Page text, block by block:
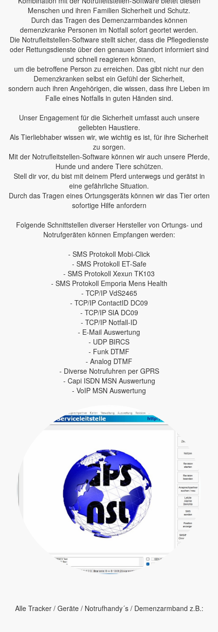
Menschen und ihren Familien Sicherheit und Schutz.
Durch das Tragen des Demenzarmbandes können
demenzkranke Personen im Notfall sofort geortet werden.
Die Notrufleitstellen-Software stellt sicher, dass die Pflegedienste
oder Rettungsdienste über den genauen Standort informiert sind
und schnell reagieren können,
um die betroffene Person zu erreichen. Das gibt nicht nur den
Demenzkranken selbst ein Gefühl der Sicherheit,
sondern auch ihren Angehörigen, die wissen, dass ihre Lieben im
Falle eines Notfalls in guten Händen sind.
Unser Engagement für die Sicherheit umfasst auch unsere
geliebten Haustiere.
Als Tierliebhaber wissen wir, wie wichtig es ist, für ihre Sicherheit
zu sorgen.
Mit der Notrufleitstellen-Software können wir auch unsere Pferde,
Hunde und andere Tiere schützen.
Stell dir vor, du bist mit deinem Pferd unterwegs und gerätst in
eine gefährliche Situation.
Durch das Tragen eines Ortungsgeräts können wir das Tier orten
sofortige Hilfe anfordern
Folgende Schnittstellen diverser Hersteller von Ortungs- und
Notrufgeräten können Empfangen werden:
- SMS Protokoll Mobi-Click
- SMS Protokoll ET-Safe
- SMS Protokoll Xexun TK103
- SMS Protokoll Emporia Mens Health
- TCP/IP VdS2465
- TCP/IP ContactID DC09
- TCP/IP SIA DC09
- TCP/IP Notfall-ID
- E-Mail Auswertung
- UDP BIRCS
- Funk DTMF
- Analog DTMF
- Diverse Notrufuhren per GPRS
- Capi ISDN MSN Auswertung
- VoIP MSN Auswertung
Alle Tracker / Geräte / Notrufhandy´s / Demenzarmband z.B.: